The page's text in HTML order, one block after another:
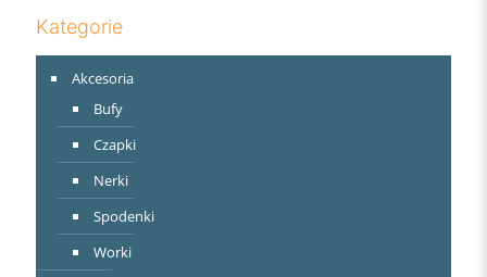
Kategorie
Akcesoria
Bufy
Czapki
Nerki
Spodenki
Worki